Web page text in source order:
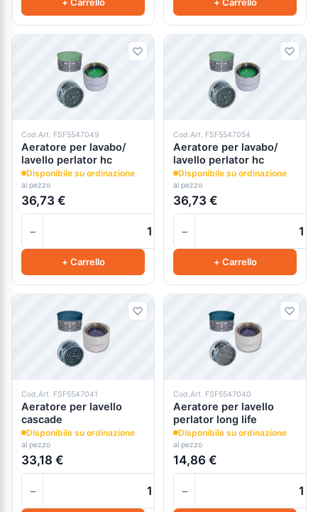
Cod.Art. FSF5547049
Aeratore per lavabo/
lavello perlator hc
Disponibile su ordinazione
al pezzo
36,73 €
−
+ Carrello
Cod.Art. FSF5547054
Aeratore per lavabo/
lavello perlator hc
Disponibile su ordinazione
al pezzo
36,73 €
−
+ Carrello
Cod.Art. FSF5547041
Aeratore per lavello
cascade
Disponibile su ordinazione
al pezzo
33,18 €
−
Cod.Art. FSF5547040
Aeratore per lavello
perlator long life
Disponibile su ordinazione
al pezzo
14,86 €
−